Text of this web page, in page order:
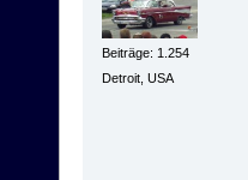
Beiträge: 1.254
Detroit, USA